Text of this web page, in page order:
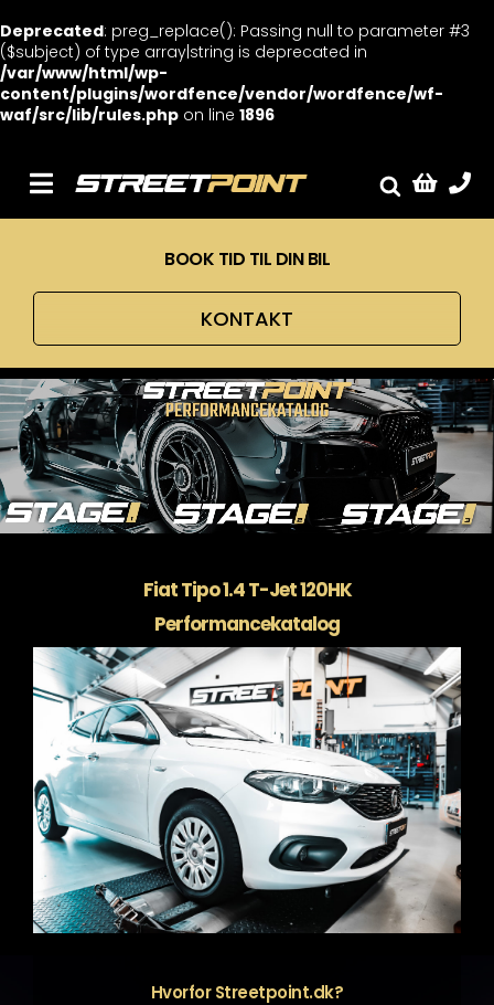
Deprecated: preg_replace(): Passing null to parameter #3
($subject) of type array|string is deprecated in
/var/www/html/wp-
content/plugins/wordfence/vendor/wordfence/wf-
waf/src/lib/rules.php on line 1896
content
Toggle
Sænkning
Tuning
Ventilrens
Værksted
BOOK TID TIL DIN BIL
KONTAKT
Fiat Tipo 1.4 T-Jet 120HK
Performancekatalog
Hvorfor Streetpoint.dk?